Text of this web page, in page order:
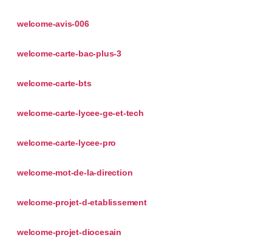
welcome-avis-006
welcome-carte-bac-plus-3
welcome-carte-bts
welcome-carte-lycee-ge-et-tech
welcome-carte-lycee-pro
welcome-mot-de-la-direction
welcome-projet-d-etablissement
welcome-projet-diocesain